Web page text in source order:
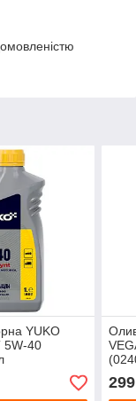
YUKO
5W‑40
299